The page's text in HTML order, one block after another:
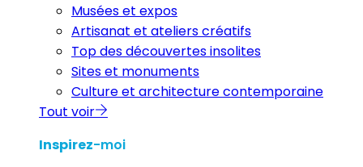
Musées et expos
Artisanat et ateliers créatifs
Top des découvertes insolites
Sites et monuments
Culture et architecture contemporaine
Tout voir
Inspirez-moi